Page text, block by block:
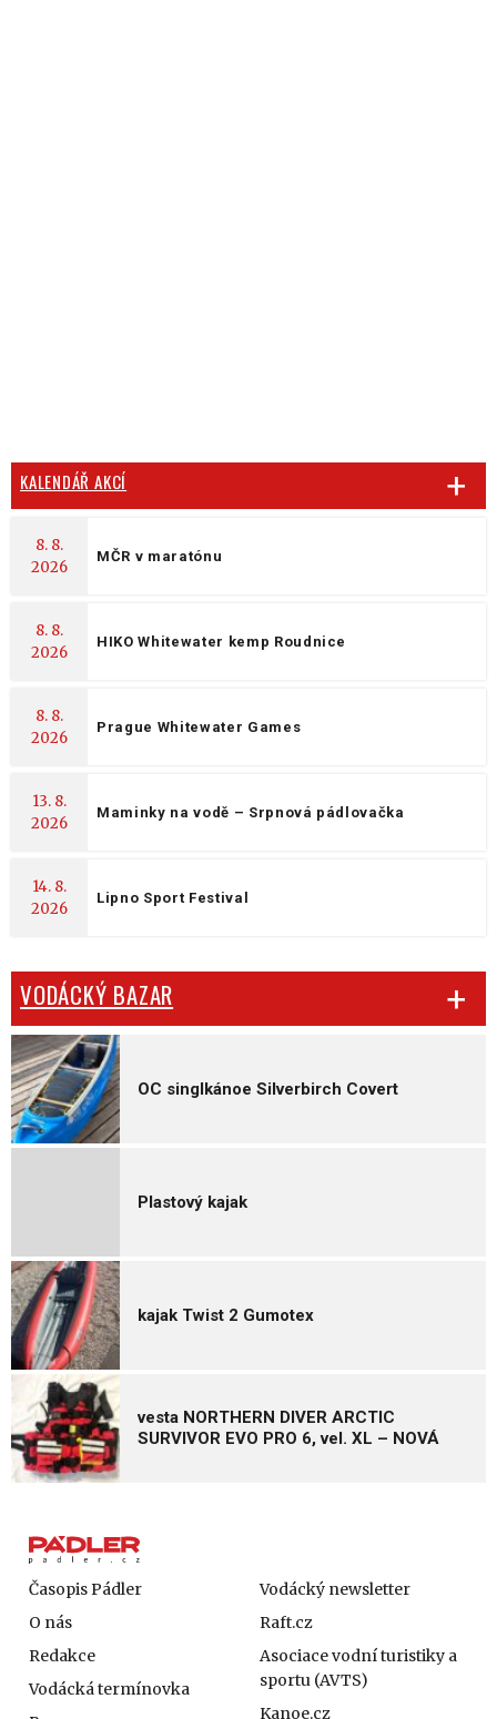
KALENDÁŘ AKCÍ
8. 8.
2026
MČR v maratónu
8. 8.
2026
HIKO Whitewater kemp Roudnice
8. 8.
2026
Prague Whitewater Games
13. 8.
2026
Maminky na vodě – Srpnová pádlovačka
14. 8.
2026
Lipno Sport Festival
VODÁCKÝ BAZAR
OC singlkánoe Silverbirch Covert
Plastový kajak
kajak Twist 2 Gumotex
vesta NORTHERN DIVER ARCTIC
SURVIVOR EVO PRO 6, vel. XL – NOVÁ
Časopis Pádler
O nás
Redakce
Vodácká termínovka
Vodácký newsletter
Raft.cz
Asociace vodní turistiky a
sportu (AVTS)
Kanoe.cz